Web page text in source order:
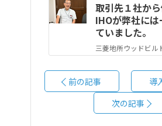
取引先１社か
IHOが弊社には
ていました。
三菱地所ウッドビ
様
前の記事
導
次の記事